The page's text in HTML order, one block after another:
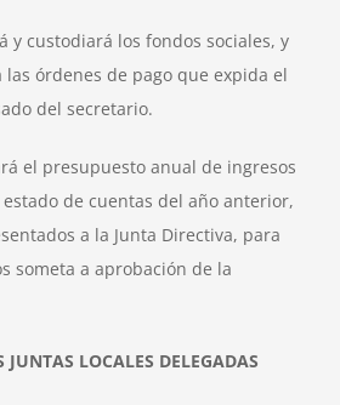
y custodiará los fondos sociales, y
órdenes de pago que expida el
del secretario.
el presupuesto anual de ingresos
de cuentas del año anterior,
a la Junta Directiva, para
someta a aprobación de la
LOCALES DELEGADAS